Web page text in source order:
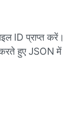
ID प्राप्त करें।
हुए JSON में